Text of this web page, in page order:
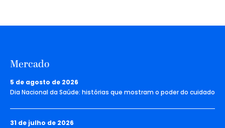
Mercado
5 de agosto de 2026
Dia Nacional da Saúde: histórias que mostram o poder do cuidado
31 de julho de 2026